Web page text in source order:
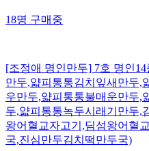
18명구매중
[조정애 명인만두] 7호 명인
만두,얇피통통김치잎새만두,
우만두,얇피통통불매운만두,
두,얇피통통녹두시래기만두,
왕어혈교자고기,딤섬왕어혈
국,진심만두김치떡만두국)